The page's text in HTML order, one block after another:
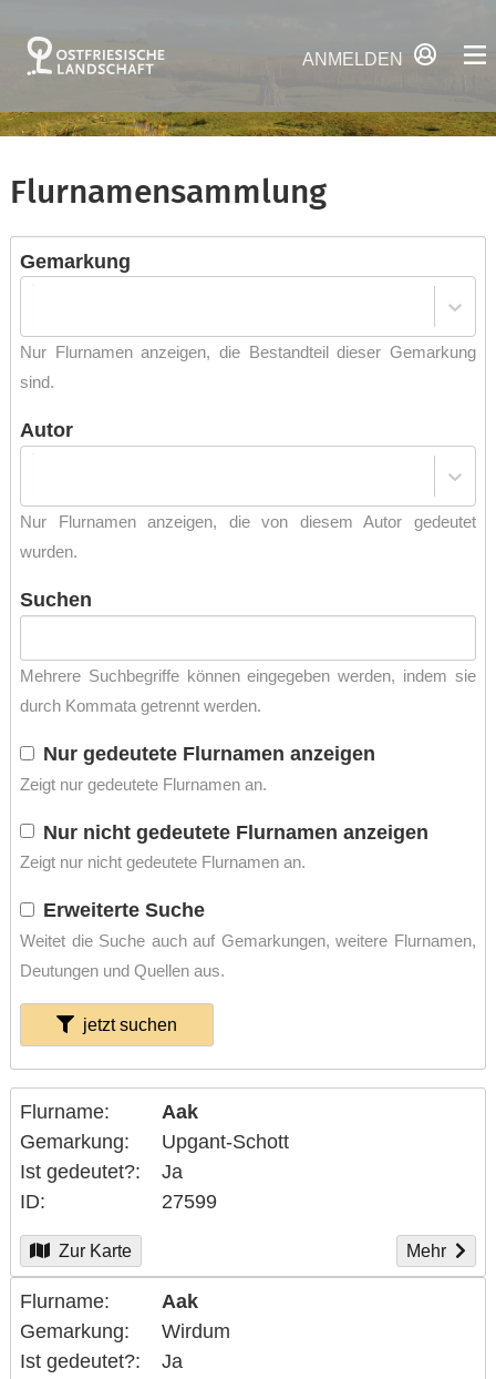
ANMELDEN
Flurnamensammlung
Gemarkung
Nur Flurnamen anzeigen, die Bestandteil dieser Gemarkung
sind.
Autor
Nur Flurnamen anzeigen, die von diesem Autor gedeutet
wurden.
Suchen
Mehrere Suchbegriffe können eingegeben werden, indem sie
durch Kommata getrennt werden.
Nur gedeutete Flurnamen anzeigen
Zeigt nur gedeutete Flurnamen an.
Nur nicht gedeutete Flurnamen anzeigen
Zeigt nur nicht gedeutete Flurnamen an.
Erweiterte Suche
Weitet die Suche auch auf Gemarkungen, weitere Flurnamen,
Deutungen und Quellen aus.
jetzt suchen
Flurname
Aak
Gemarkung
Upgant-Schott
Ist gedeutet?
Ja
ID
27599
Zur Karte Mehr
Flurname
Aak
Gemarkung
Wirdum
Ist gedeutet?
Ja